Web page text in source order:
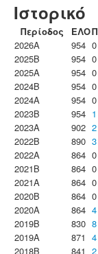
Ιστορικό
Περίοδος ΕΛΟ
2026A
954 0
2025B
954 0
2025A
954 0
2024B
954 0
2024A
954 0
2023B
954 1
2023Α
902 2
2022B
890 3
2022A
864 0
2021B
864 0
2021A
864 0
2020B
864 0
2020A
864 4
2019B
830 8
2019A
871 4
2018B
841 2